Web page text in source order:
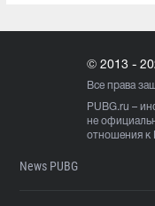
© 2013 -
Все права
PUBG.ru –
не
отношения к
News PUBG